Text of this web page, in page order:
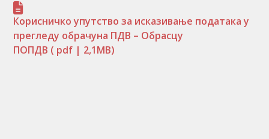
Корисничко упутство за исказивање података у
прегледу обрачуна ПДВ – Обрасцу
ПОПДВ ( pdf | 2,1MB)